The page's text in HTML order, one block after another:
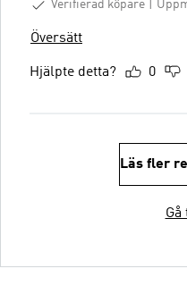
Verifierad köpare
Översätt
Hjälpte detta? 0
Läs fler